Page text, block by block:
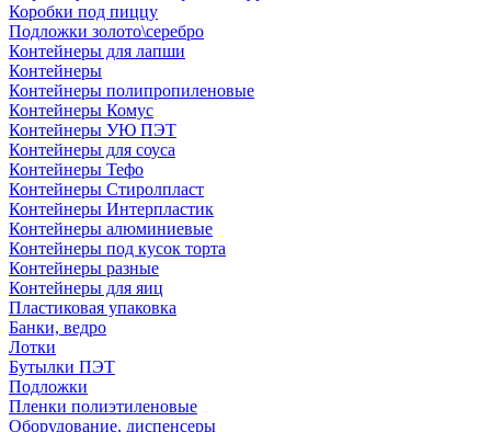
Коробки под пиццу
Подложки золото\серебро
Контейнеры для лапши
Контейнеры
Контейнеры полипропиленовые
Контейнеры Комус
Контейнеры УЮ ПЭТ
Контейнеры для соуса
Контейнеры Тефо
Контейнеры Стиролпласт
Контейнеры Интерпластик
Контейнеры алюминиевые
Контейнеры под кусок торта
Контейнеры разные
Контейнеры для яиц
Пластиковая упаковка
Банки, ведро
Лотки
Бутылки ПЭТ
Подложки
Пленки полиэтиленовые
Оборудование, диспенсеры